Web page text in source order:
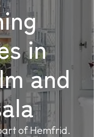
in
and
of Hemfrid.